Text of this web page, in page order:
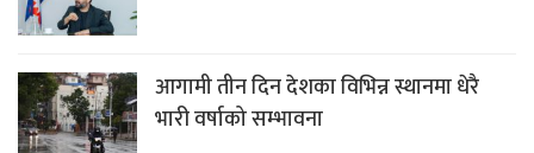
आगामी तीन दिन देशका विभिन्न स्थानमा धेरै
भारी वर्षाको सम्भावना